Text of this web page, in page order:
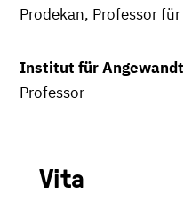
Prodekan, Professor
Institut für
Professor
Vita